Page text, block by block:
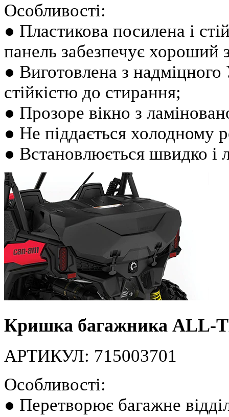
Особливості:
● Пластикова посилена і
панель забезпечує хороший
● Виготовлена з
стійкістю до стирання;
● Прозоре вікно з
● Не піддається холодному
● Встановлюється швидко і
Кришка багажника ALL-
АРТИКУЛ: 715003701
Особливості:
● Перетворює багажне